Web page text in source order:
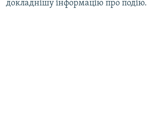
докладнішу інформацію про подію.